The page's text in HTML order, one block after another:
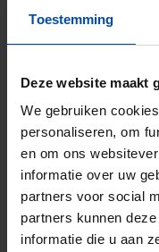
Toestemming
Deze website maakt
We gebruiken
personaliseren, om
en om ons
informatie over uw
partners voor social
partners kunnen
informatie die u aan
⚡️ Deze
Reageer binnen
Mis de